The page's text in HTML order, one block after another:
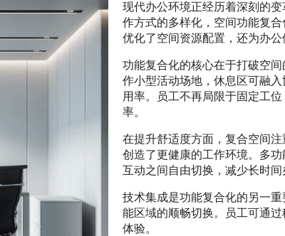
现代办公环境正经历着深刻的
作方式的多样化，空间功能复
优化了空间资源配置，还为办公
功能复合化的核心在于打破空
作小型活动场地，休息区可融
用率。员工不再局限于固定工
率。
在提升舒适度方面，复合空间
创造了更健康的工作环境。多
互动之间自由切换，减少长时间
技术集成是功能复合化的另一
能区域的顺畅切换。员工可通
体验。